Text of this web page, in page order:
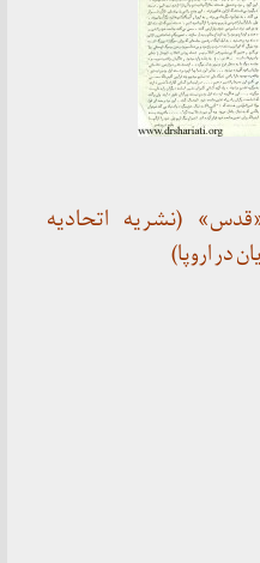
(نشریه اتحادیه
در اروپا)